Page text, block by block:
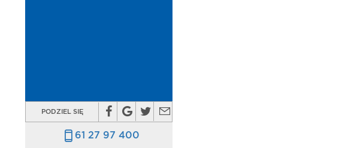
PODZIEL SIĘ
61 27 97 400